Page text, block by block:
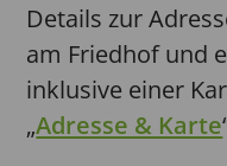
Details zur
am Friedhof und
inklusive einer
„Adresse & Karte